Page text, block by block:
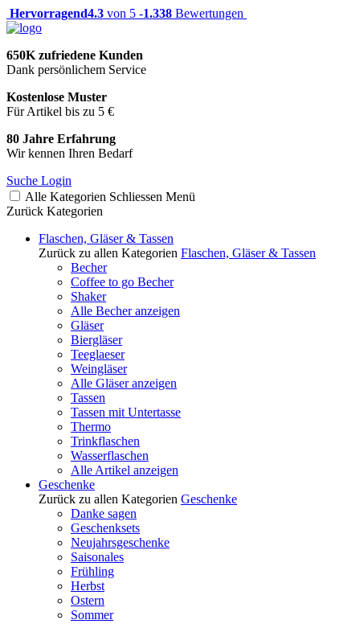
Hervorragend4.3 von 5 -1.338 Bewertungen
650K zufriedene Kunden
Dank persönlichem Service
Kostenlose Muster
Für Artikel bis zu 5 €
80 Jahre Erfahrung
Wir kennen Ihren Bedarf
Suche Login
Alle Kategorien Schliessen Menü
Zurück Kategorien
Flaschen, Gläser & Tassen
Zurück zu allen Kategorien Flaschen, Gläser & Tassen
Becher
Coffee to go Becher
Shaker
Alle Becher anzeigen
Gläser
Biergläser
Teeglaeser
Weingläser
Alle Gläser anzeigen
Tassen
Tassen mit Untertasse
Thermo
Trinkflaschen
Wasserflaschen
Alle Artikel anzeigen
Geschenke
Zurück zu allen Kategorien Geschenke
Danke sagen
Geschenksets
Neujahrsgeschenke
Saisonales
Frühling
Herbst
Ostern
Sommer